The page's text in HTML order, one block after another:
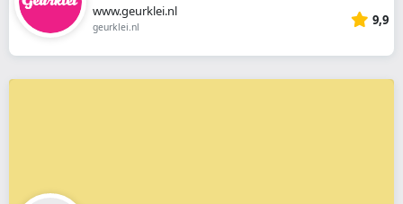
www.geurklei.nl
geurklei.nl 9,9